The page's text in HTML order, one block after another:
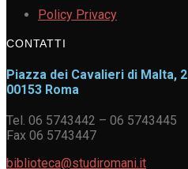
Policy Privacy
CONTATTI
Piazza dei Cavalieri di Malta, 2
00153 Roma
Tel. 06 5743442 – 06 5743445
Fax 06 5743447
biblioteca@studiromani.it